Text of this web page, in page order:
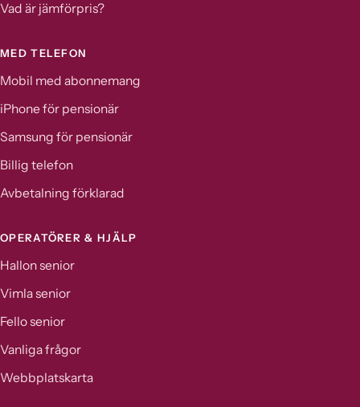
Vad är jämförpris?
MED TELEFON
Mobil med abonnemang
iPhone för pensionär
Samsung för pensionär
Billig telefon
Avbetalning förklarad
OPERATÖRER & HJÄLP
Hallon senior
Vimla senior
Fello senior
Vanliga frågor
Webbplatskarta